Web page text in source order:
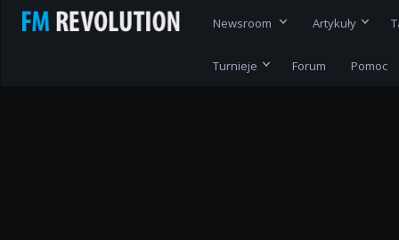
Newsroom Artykuły
Turnieje Forum Pomoc